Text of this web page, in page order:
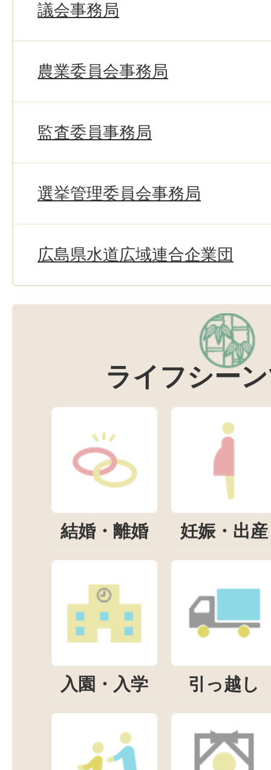
議会事務局
農業委員会事務局
監査委員事務局
選挙管理委員会事務局
広島県水道広域連合企業団
ライフシー
結婚・離婚 妊娠・出産
入園・入学 引っ越し